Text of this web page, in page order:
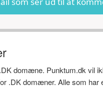
domæne. Punktum.dk vil
.DK domæner. Alle som